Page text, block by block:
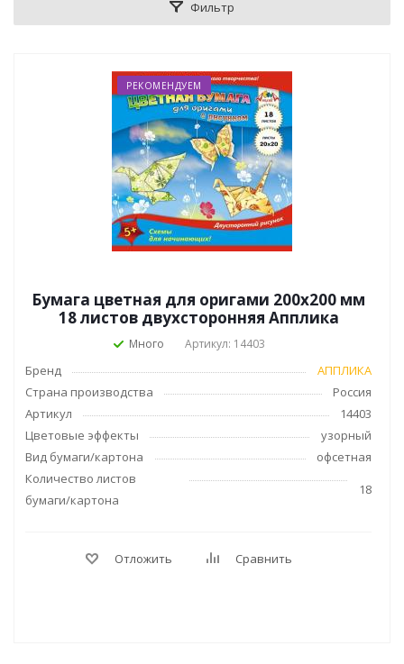
Фильтр
РЕКОМЕНДУЕМ
Бумага цветная для оригами 200х200 мм
18 листов двухсторонняя Апплика
Много Артикул: 14403
Бренд
АППЛИКА
Страна производства
Россия
Артикул
14403
Цветовые эффекты
узорный
Вид бумаги/картона
офсетная
Количество листов
бумаги/картона
18
Отложить Сравнить